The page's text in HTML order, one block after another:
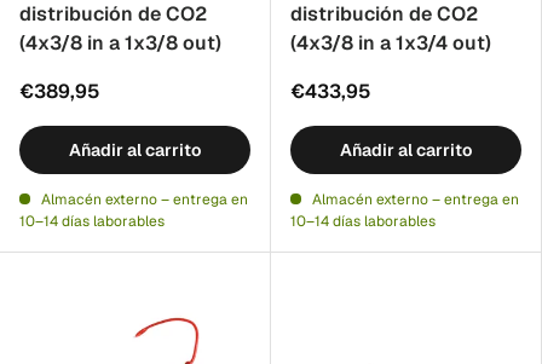
distribución de CO2
(4x3/8 in a 1x3/8 out)
€389,95
Añadir al carrito
Almacén externo – entrega en
10–14 días laborables
distribución de CO2
(4x3/8 in a 1x3/4 out)
€433,95
Añadir al carrito
Almacén externo – entrega en
10–14 días laborables